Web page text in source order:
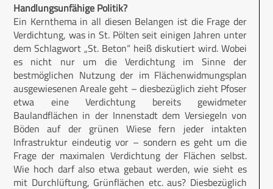
Handlungsunfähige Politik?
Ein Kernthema in all diesen Belangen ist die Frage der
Verdichtung, was in St. Pölten seit einigen Jahren unter
dem Schlagwort „St. Beton“ heiß diskutiert wird. Wobei
es nicht nur um die Verdichtung im Sinne der
bestmöglichen Nutzung der im Flächenwidmungsplan
ausgewiesenen Areale geht – diesbezüglich zieht Pfoser
etwa eine Verdichtung bereits gewidmeter
Baulandflächen in der Innenstadt dem Versiegeln von
Böden auf der grünen Wiese fern jeder intakten
Infrastruktur eindeutig vor – sondern es geht um die
Frage der maximalen Verdichtung der Flächen selbst.
Wie hoch darf also etwa gebaut werden, wie sieht es
mit Durchlüftung, Grünflächen etc. aus? Diesbezüglich